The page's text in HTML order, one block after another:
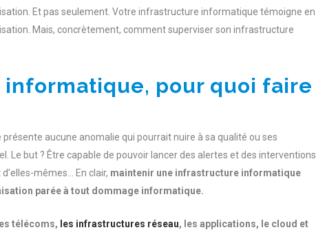
Et pas seulement. Votre infrastructure informatique témoigne en
Mais, concrètement, comment superviser son infrastructure
pour quoi faire
aucune anomalie qui pourrait nuire à sa qualité ou ses
Le but ? Être capable de pouvoir lancer des alertes et des interventions
mêmes… En clair, maintenir une infrastructure informatique
parée à tout dommage informatique.
télécoms, les infrastructures réseau, les applications, le cloud et